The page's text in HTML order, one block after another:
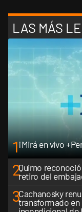
LAS MÁS
1¡Mirá en vivo
2Quirno
retiro del
3Cachanosky
transformado en